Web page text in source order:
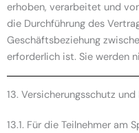
erhoben, verarbeitet und
die Durchführung des
Geschäftsbeziehung
erforderlich ist. Sie werden
13. Versicherungsschutz
13.1. Für die Teilnehmer am